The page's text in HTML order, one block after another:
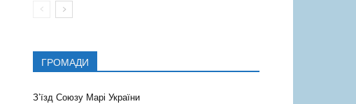
ГРОМАДИ
З’їзд Союзу Марі України